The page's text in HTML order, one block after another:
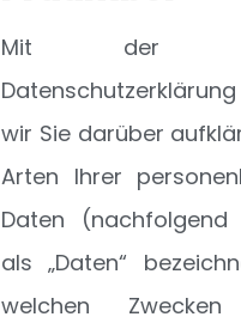
Mit der
wir Sie darüber
Arten Ihrer
Daten
als „Daten“
welchen